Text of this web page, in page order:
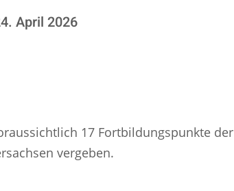
April 2026
17 Fortbildungspunkte der
vergeben.